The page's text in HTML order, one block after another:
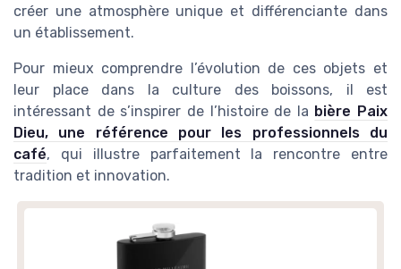
créer une atmosphère unique et différenciante dans
un établissement.
Pour mieux comprendre l’évolution de ces objets et
leur place dans la culture des boissons, il est
intéressant de s’inspirer de l’histoire de la bière Paix
Dieu, une référence pour les professionnels du
café, qui illustre parfaitement la rencontre entre
tradition et innovation.